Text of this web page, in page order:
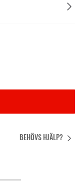
BEHÖVS HJÄLP?